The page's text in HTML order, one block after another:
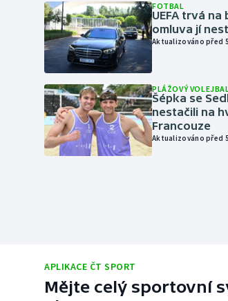
FOTBAL
UEFA trvá na
omluva jí
Aktualizováno před
PLÁŽOVÝ
Šépka se
nestačili na
Francouze
Aktualizováno před
APLIKACE ČT SPORT
Mějte celý sportovní